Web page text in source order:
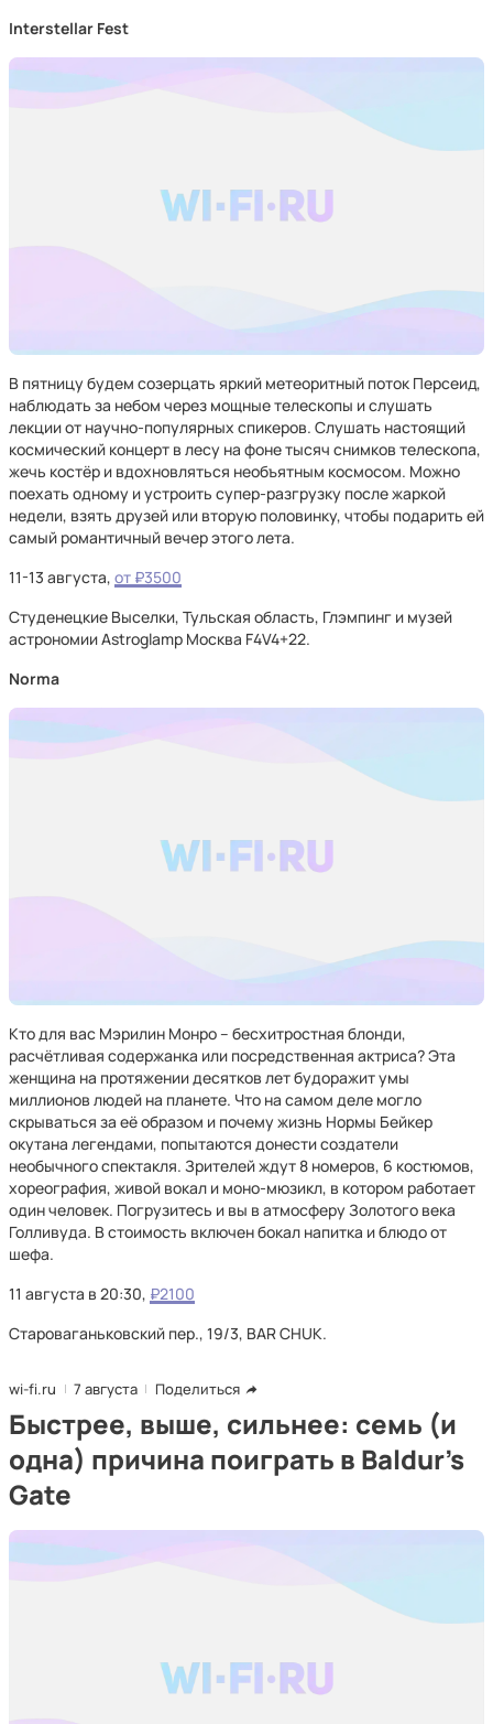
Interstellar Fest
В пятницу будем созерцать яркий метеоритный поток Персеид,
наблюдать за небом через мощные телескопы и слушать
лекции от научно-популярных спикеров. Слушать настоящий
космический концерт в лесу на фоне тысяч снимков телескопа,
жечь костёр и вдохновляться необъятным космосом. Можно
поехать одному и устроить супер-разгрузку после жаркой
недели, взять друзей или вторую половинку, чтобы подарить ей
самый романтичный вечер этого лета.
11-13 августа, от ₽3500
Студенецкие Выселки, Тульская область, Глэмпинг и музей
астрономии Astroglamp Москва F4V4+22.
Norma
Кто для вас Мэрилин Монро – бесхитростная блонди,
расчётливая содержанка или посредственная актриса? Эта
женщина на протяжении десятков лет будоражит умы
миллионов людей на планете. Что на самом деле могло
скрываться за её образом и почему жизнь Нормы Бейкер
окутана легендами, попытаются донести создатели
необычного спектакля. Зрителей ждут 8 номеров, 6 костюмов,
хореография, живой вокал и моно-мюзикл, в котором работает
один человек. Погрузитесь и вы в атмосферу Золотого века
Голливуда. В стоимость включен бокал напитка и блюдо от
шефа.
11 августа в 20:30, ₽2100
Староваганьковский пер., 19/3, BAR CHUK.
wi-fi.ru 7 августа Поделиться
Быстрее, выше, сильнее: семь (и
одна) причина поиграть в Baldur's
Gate